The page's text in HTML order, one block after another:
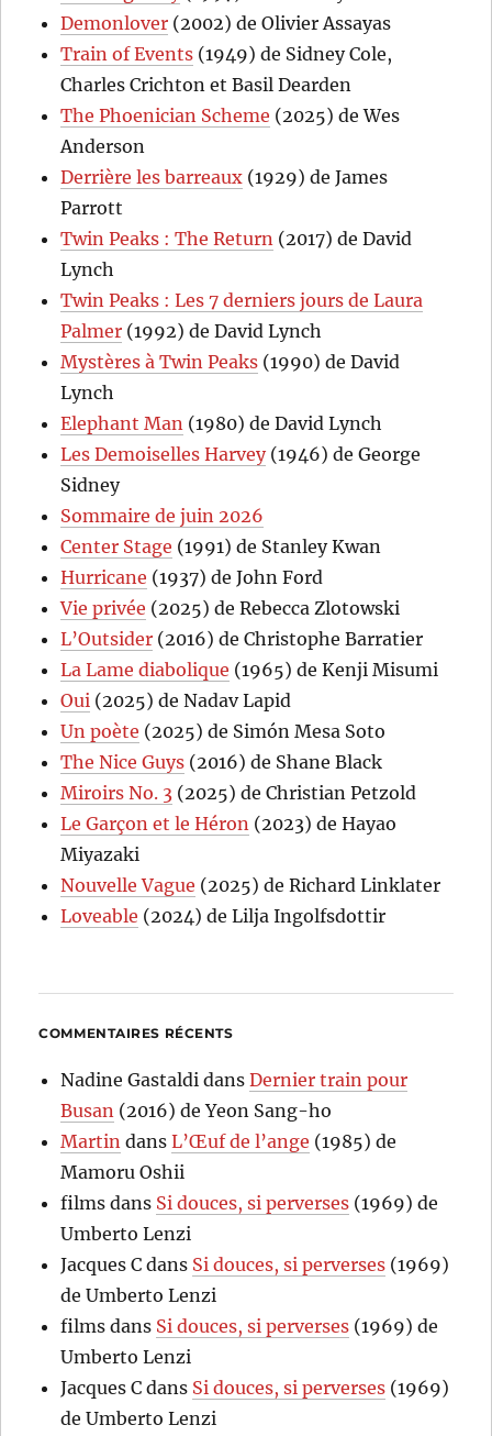
Demonlover (2002) de Olivier Assayas
Train of Events (1949) de Sidney Cole,
Charles Crichton et Basil Dearden
The Phoenician Scheme (2025) de Wes
Anderson
Derrière les barreaux (1929) de James
Parrott
Twin Peaks : The Return (2017) de David
Lynch
Twin Peaks : Les 7 derniers jours de Laura
Palmer (1992) de David Lynch
Mystères à Twin Peaks (1990) de David
Lynch
Elephant Man (1980) de David Lynch
Les Demoiselles Harvey(1946) de George
Sidney
Sommaire de juin 2026
Center Stage (1991) de Stanley Kwan
Hurricane (1937) de John Ford
Vie privée (2025) de Rebecca Zlotowski
L’Outsider (2016) de Christophe Barratier
La Lame diabolique (1965) de Kenji Misumi
Oui (2025) de Nadav Lapid
Un poète (2025) de Simón Mesa Soto
The Nice Guys (2016) de Shane Black
Miroirs No. 3 (2025) de Christian Petzold
Le Garçon et le Héron (2023) de Hayao
Miyazaki
Nouvelle Vague (2025) de Richard Linklater
Loveable (2024) de Lilja Ingolfsdottir
COMMENTAIRES RÉCENTS
Nadine Gastaldi dansDernier train pour
Busan (2016) de Yeon Sang-ho
Martin dansL’Œuf de l’ange (1985) de
Mamoru Oshii
films dans Si douces, si perverses (1969) de
Umberto Lenzi
Jacques C dans Si douces, si perverses (1969)
de Umberto Lenzi
films dans Si douces, si perverses (1969) de
Umberto Lenzi
Jacques C dans Si douces, si perverses (1969)
de Umberto Lenzi